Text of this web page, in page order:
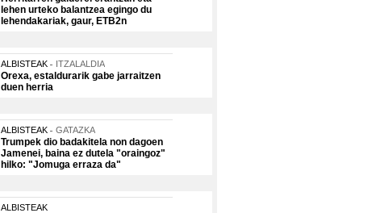
lehen urteko balantzea egingo du
lehendakariak, gaur, ETB2n
ALBISTEAK ITZALALDIA
Orexa, estaldurarik gabe jarraitzen
duen herria
ALBISTEAK GATAZKA
Trumpek dio badakitela non dagoen
Jamenei, baina ez dutela "oraingoz"
hilko: "Jomuga erraza da"
ALBISTEAK